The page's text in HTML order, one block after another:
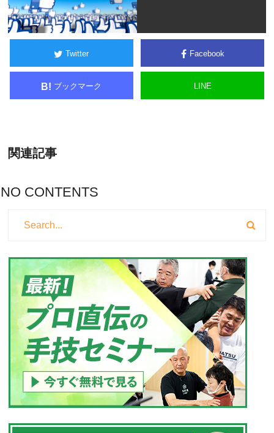
Twitter Facebook
B! ブックマーク LINE
関連記事
NO CONTENTS